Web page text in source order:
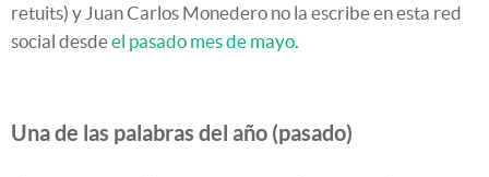
retuits) y Juan Carlos Monedero no la escribe en esta red
social desdeel pasado mes de mayo.
Una de las palabras del año (pasado)